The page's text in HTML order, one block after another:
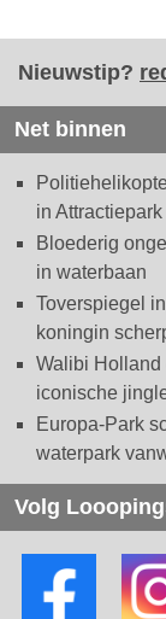
Nieuwstip?
Net binnen
in
Bloederig
in waterbaan
Toverspiegel
koningin
Walibi Holland
iconische
Europa-Park
waterpark
Volg